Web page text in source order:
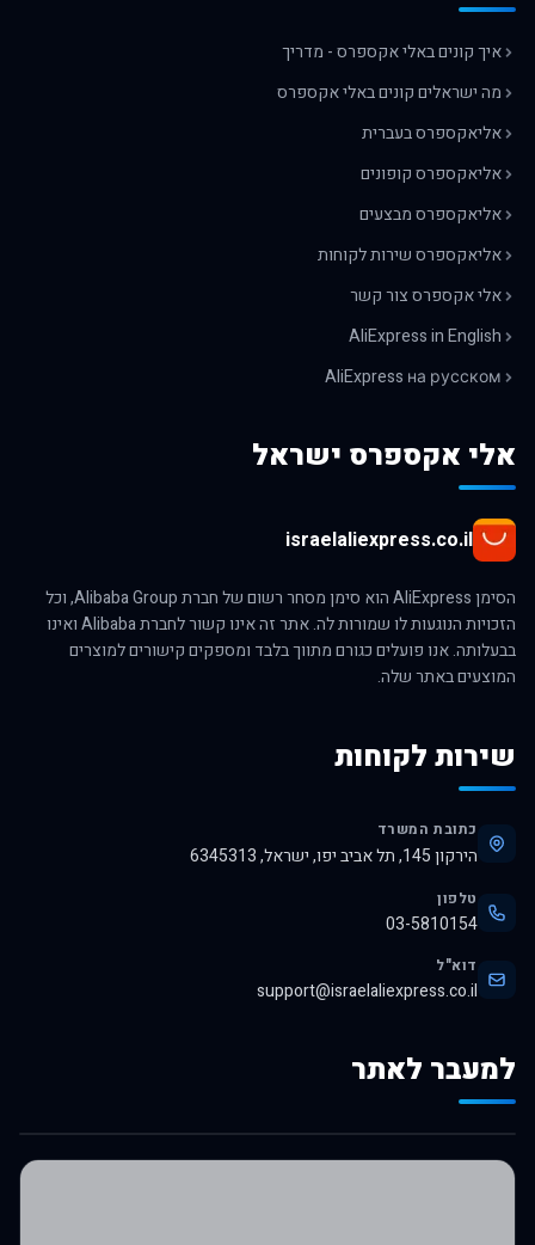
איך קונים באלי אקספרס - מדריך
מה ישראלים קונים באלי אקספרס
אליאקספרס בעברית
אליאקספרס קופונים
אליאקספרס מבצעים
אליאקספרס שירות לקוחות
אלי אקספרס צור קשר
AliExpress in English
AliExpress на русском
אלי אקספרס ישראל
israelaliexpress.co.il
הסימן AliExpress הוא סימן מסחר רשום של חברת Alibaba Group, וכל
הזכויות הנוגעות לו שמורות לה. אתר זה אינו קשור לחברת Alibaba ואינו
בבעלותה. אנו פועלים כגורם מתווך בלבד ומספקים קישורים למוצרים
המוצעים באתר שלה.
שירות לקוחות
כתובת המשרד
הירקון 145, תל אביב יפו, ישראל, 6345313
טלפון
03-5810154
דוא"ל
support@israelaliexpress.co.il
למעבר לאתר
לרכישה באלי אקספרס